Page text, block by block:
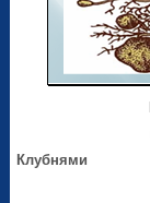
Клубнями